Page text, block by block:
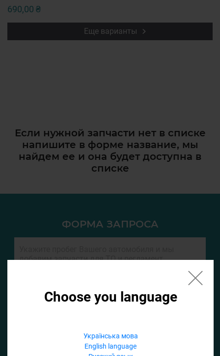
Choose you language
Українська мова
English language
690,00 ₴
Еще варианты
Если нужной запчасти нет в списке
напишите в форме название, мы
найдем ее и она будет доступна в
списке
ФОРМА ЗАПРОСА